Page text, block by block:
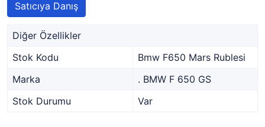
Satıcıya Danış
Diğer Özellikler
Stok Kodu
Bmw F650 Mars Rublesi
Marka
. BMW F 650 GS
Stok Durumu
Var